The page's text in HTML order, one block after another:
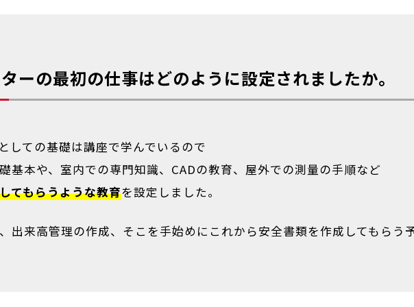
ーの最初の仕事はどのように設定されましたか。
しての基礎は講座で学んでいるので
基本や、室内での専門知識、CADの教育、屋外での測量の手順など
てもらうような教育を設定しました。
出来高管理の作成、そこを手始めにこれから安全書類を作成してもらう予